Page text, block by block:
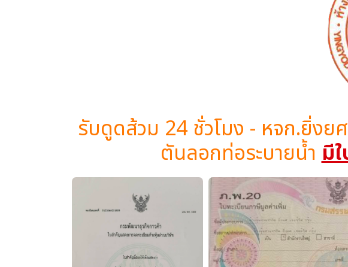
รับดูดส้วม 24 ชั่วโมง - หจก.ยิ่ง
ตันลอกท่อระบายน้ำมี